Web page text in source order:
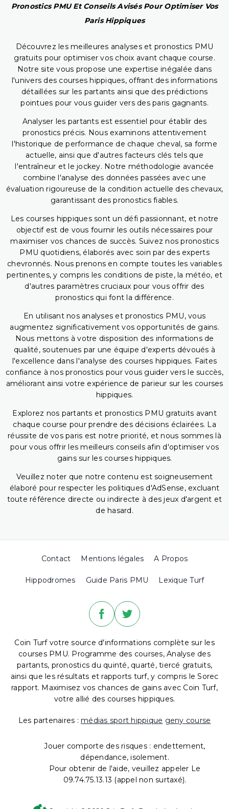
Pronostics PMU Et Conseils Avisés Pour Optimiser Vos
Paris Hippiques
Découvrez les meilleures analyses et pronostics PMU
gratuits pour optimiser vos choix avant chaque course.
Notre site vous propose une expertise inégalée dans
l'univers des courses hippiques, offrant des informations
détaillées sur les partants ainsi que des prédictions
pointues pour vous guider vers des paris gagnants.
Analyser les partants est essentiel pour établir des
pronostics précis. Nous examinons attentivement
l'historique de performance de chaque cheval, sa forme
actuelle, ainsi que d'autres facteurs clés tels que
l'entraîneur et le jockey. Notre méthodologie avancée
combine l'analyse des données passées avec une
évaluation rigoureuse de la condition actuelle des chevaux,
garantissant des pronostics fiables.
Les courses hippiques sont un défi passionnant, et notre
objectif est de vous fournir les outils nécessaires pour
maximiser vos chances de succès. Suivez nos pronostics
PMU quotidiens, élaborés avec soin par des experts
chevronnés. Nous prenons en compte toutes les variables
pertinentes, y compris les conditions de piste, la météo, et
d'autres paramètres cruciaux pour vous offrir des
pronostics qui font la différence.
En utilisant nos analyses et pronostics PMU, vous
augmentez significativement vos opportunités de gains.
Nous mettons à votre disposition des informations de
qualité, soutenues par une équipe d'experts dévoués à
l'excellence dans l'analyse des courses hippiques. Faites
confiance à nos pronostics pour vous guider vers le succès,
améliorant ainsi votre expérience de parieur sur les courses
hippiques.
Explorez nos partants et pronostics PMU gratuits avant
chaque course pour prendre des décisions éclairées. La
réussite de vos paris est notre priorité, et nous sommes là
pour vous offrir les meilleurs conseils afin d'optimiser vos
gains sur les courses hippiques.
Veuillez noter que notre contenu est soigneusement
élaboré pour respecter les politiques d'AdSense, excluant
toute référence directe ou indirecte à des jeux d'argent et
de hasard.
Contact Mentions légales A Propos
Hippodromes Guide Paris PMU Lexique Turf
Coin Turf votre source d'informations complète sur les
courses PMU. Programme des courses, Analyse des
partants, pronostics du quinté, quarté, tiercé gratuits,
ainsi que les résultats et rapports turf, y compris le Sorec
rapport. Maximisez vos chances de gains avec Coin Turf,
votre allié des courses hippiques.
Les partenaires : médias sport hippique geny course
Jouer comporte des risques : endettement,
dépendance, isolement.
Pour obtenir de l'aide, veuillez appeler Le
09.74.75.13.13 (appel non surtaxé).